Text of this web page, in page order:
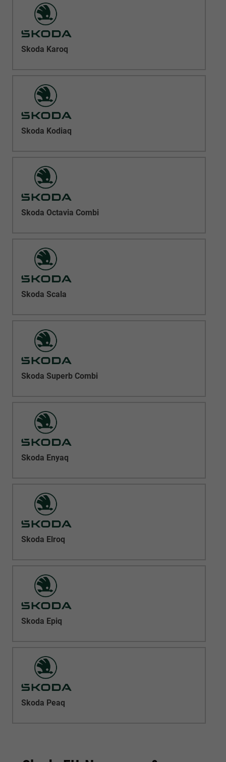
Skoda Karoq
Skoda Kodiaq
Skoda Octavia Combi
Skoda Scala
Skoda Superb Combi
Skoda Enyaq
Skoda Elroq
Skoda Epiq
Skoda Peaq